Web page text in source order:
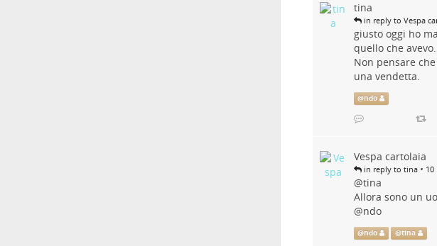
tina
in reply to Vespa
giusto oggi ho
quello che
Non pensare
una vendetta.
@ndo
Vespa cartolaia
in reply to tina • 10
@tina
Allora sono un
@ndo
@ndo @tina